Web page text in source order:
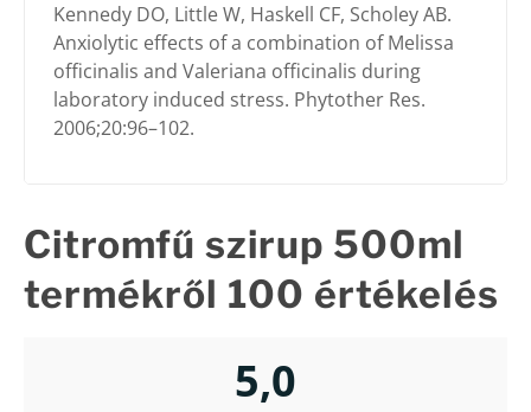
Kennedy DO, Little W, Haskell CF, Scholey AB.
Anxiolytic effects of a combination of Melissa
officinalis and Valeriana officinalis during
laboratory induced stress. Phytother Res.
2006;20:96–102.
Citromfű szirup 500ml
termékről 100 értékelés
5,0